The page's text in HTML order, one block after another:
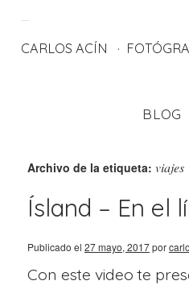
CARLOS ACÍN
BLOG
Archivo de la etiqueta: viajes
Ísland – En el
Publicado el 27 mayo, 2017por
Con este video te